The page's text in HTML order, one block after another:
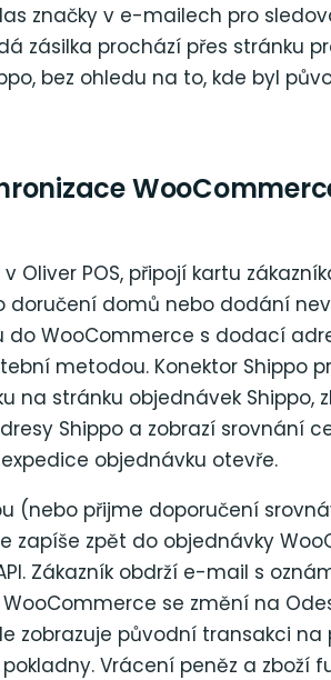
značky v e-mailech pro
zásilka prochází přes stránku
bez ohledu na to, kde byl
Oliver POS, připojí kartu
doručení domů nebo dodání
do WooCommerce s dodací
metodou. Konektor Shippo
na stránku objednávek Shippo,
Shippo a zobrazí srovnání
objednávku otevře.
(nebo přijme doporučení
zapíše zpět do objednávky
Zákazník obdrží e-mail s
se změní na
zobrazuje původní transakci na
Vrácení peněz a zboží